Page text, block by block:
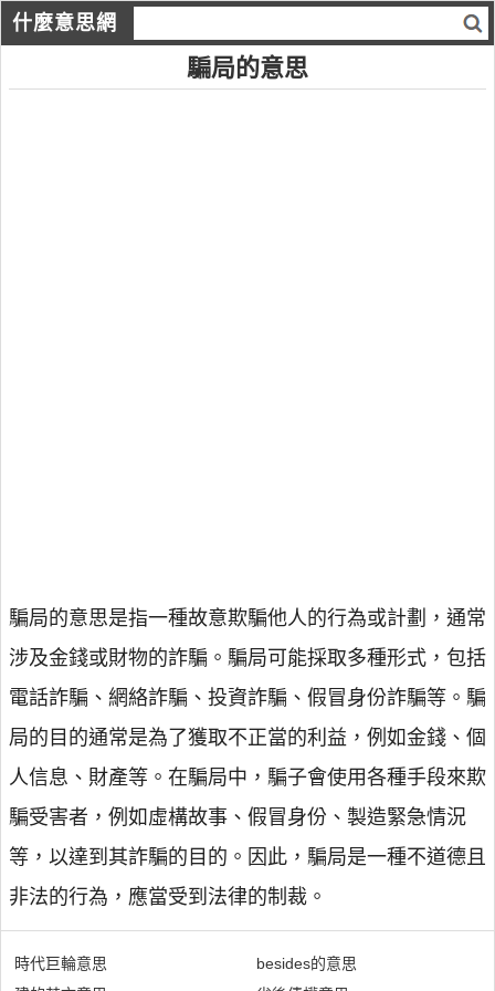
什麼意思網
騙局的意思
騙局的意思是指一種故意欺騙他人的行為或計劃，通常
涉及金錢或財物的詐騙。騙局可能採取多種形式，包括
電話詐騙、網絡詐騙、投資詐騙、假冒身份詐騙等。騙
局的目的通常是為了獲取不正當的利益，例如金錢、個
人信息、財產等。在騙局中，騙子會使用各種手段來欺
騙受害者，例如虛構故事、假冒身份、製造緊急情況
等，以達到其詐騙的目的。因此，騙局是一種不道德且
非法的行為，應當受到法律的制裁。
時代巨輪意思
besides的意思